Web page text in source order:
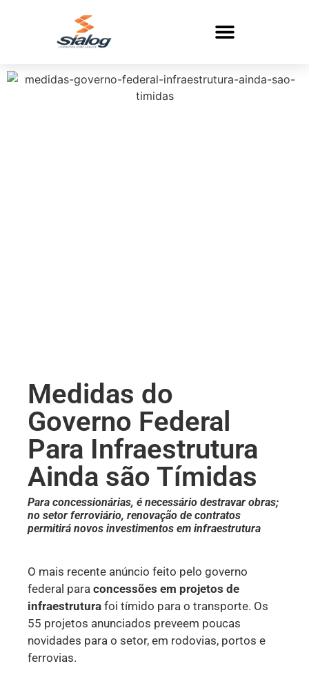
Medidas do
Governo Federal
Para Infraestrutura
Ainda são Tímidas
Para concessionárias, é necessário destravar obras;
no setor ferroviário, renovação de contratos
permitirá novos investimentos em infraestrutura
O mais recente anúncio feito pelo governo
federal para concessões em projetos de
infraestrutura foi tímido para o transporte. Os
55 projetos anunciados preveem poucas
novidades para o setor, em rodovias, portos e
ferrovias.